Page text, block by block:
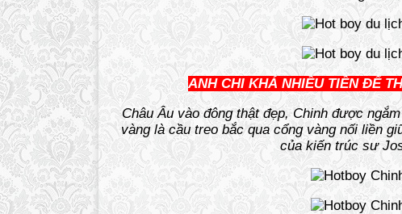
ANH CHI KHÁ NHIỀU TIỀN ĐỂ
Châu Âu vào đông thật đẹp, Chinh được
vàng là cầu treo bắc qua cổng vàng nối liền
của kiến trúc sư